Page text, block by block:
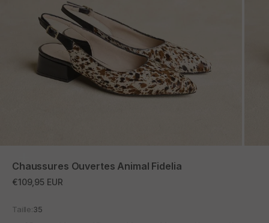
Chaussures Ouvertes Animal Fidelia
Prix promotionnel
€109,95 EUR
Taille:35